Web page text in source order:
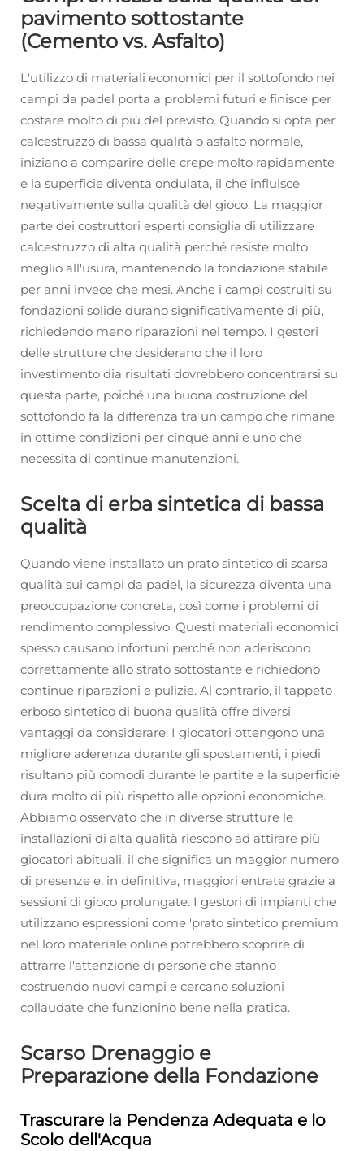
pavimento sottostante
(Cemento vs. Asfalto)
L'utilizzo di materiali economici per il sottofondo nei
campi da padel porta a problemi futuri e finisce per
costare molto di più del previsto. Quando si opta per
calcestruzzo di bassa qualità o asfalto normale,
iniziano a comparire delle crepe molto rapidamente
e la superficie diventa ondulata, il che influisce
negativamente sulla qualità del gioco. La maggior
parte dei costruttori esperti consiglia di utilizzare
calcestruzzo di alta qualità perché resiste molto
meglio all'usura, mantenendo la fondazione stabile
per anni invece che mesi. Anche i campi costruiti su
fondazioni solide durano significativamente di più,
richiedendo meno riparazioni nel tempo. I gestori
delle strutture che desiderano che il loro
investimento dia risultati dovrebbero concentrarsi su
questa parte, poiché una buona costruzione del
sottofondo fa la differenza tra un campo che rimane
in ottime condizioni per cinque anni e uno che
necessita di continue manutenzioni.
Scelta di erba sintetica di bassa
qualità
Quando viene installato un prato sintetico di scarsa
qualità sui campi da padel, la sicurezza diventa una
preoccupazione concreta, così come i problemi di
rendimento complessivo. Questi materiali economici
spesso causano infortuni perché non aderiscono
correttamente allo strato sottostante e richiedono
continue riparazioni e pulizie. Al contrario, il tappeto
erboso sintetico di buona qualità offre diversi
vantaggi da considerare. I giocatori ottengono una
migliore aderenza durante gli spostamenti, i piedi
risultano più comodi durante le partite e la superficie
dura molto di più rispetto alle opzioni economiche.
Abbiamo osservato che in diverse strutture le
installazioni di alta qualità riescono ad attirare più
giocatori abituali, il che significa un maggior numero
di presenze e, in definitiva, maggiori entrate grazie a
sessioni di gioco prolungate. I gestori di impianti che
utilizzano espressioni come 'prato sintetico premium'
nel loro materiale online potrebbero scoprire di
attrarre l'attenzione di persone che stanno
costruendo nuovi campi e cercano soluzioni
collaudate che funzionino bene nella pratica.
Scarso Drenaggio e
Preparazione della Fondazione
Trascurare la Pendenza Adequata e lo
Scolo dell'Acqua